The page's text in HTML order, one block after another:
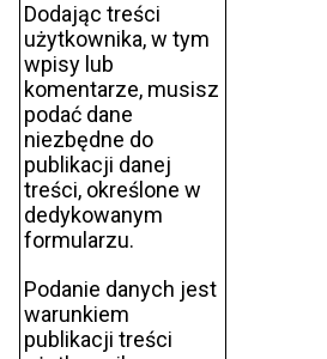
Dodając treści
użytkownika, w tym
wpisy lub
komentarze, musisz
podać dane
niezbędne do
publikacji danej
treści, określone w
dedykowanym
formularzu.
Podanie danych jest
warunkiem
publikacji treści